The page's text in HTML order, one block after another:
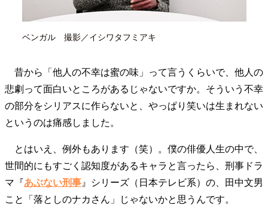
社会・カルチャー・マネー
ベンガル 撮影／イシワタフミアキ
昔から「他人の不幸は蜜の味」って言うくらいで、他人の
悲劇って面白いところがあるじゃないですか。そういう不幸
の部分をシリアスに作らないと、やっぱり笑いは生まれない
というのは痛感しました。
とはいえ、例外もあります（笑）。僕の俳優人生の中で、
世間的にもすごく認知度があるキャラと言ったら、刑事ドラ
マ『あぶない刑事 』シリーズ（日本テレビ系）の、田中文男
こと「落としのナカさん」じゃないかと思うんです。